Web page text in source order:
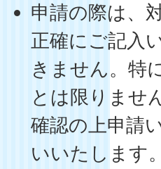
申請の際は、
正確にご記入
きません。特
とは限りませ
確認の上申請
いいたします